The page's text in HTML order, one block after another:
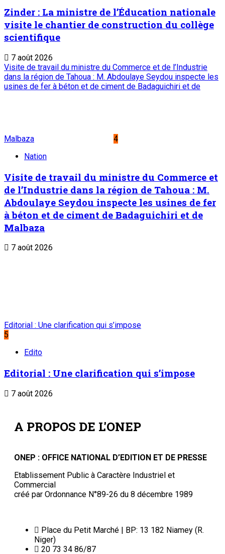
Zinder : La ministre de l’Éducation nationale
visite le chantier de construction du collège
scientifique
7 août 2026
Visite de travail du ministre du Commerce et de l’Industrie
dans la région de Tahoua : M. Abdoulaye Seydou inspecte les
usines de fer à béton et de ciment de Badaguichiri et de
Malbaza
4
Nation
Visite de travail du ministre du Commerce et
de l’Industrie dans la région de Tahoua : M.
Abdoulaye Seydou inspecte les usines de fer
à béton et de ciment de Badaguichiri et de
Malbaza
7 août 2026
Editorial : Une clarification qui s’impose
5
Edito
Editorial : Une clarification qui s’impose
7 août 2026
A PROPOS DE L'ONEP
ONEP : OFFICE NATIONAL D’EDITION ET DE PRESSE
Etablissement Public à Caractère Industriel et
Commercial
créé par Ordonnance N°89-26 du 8 décembre 1989
Place du Petit Marché | BP: 13 182 Niamey (R.
Niger)
20 73 34 86/87